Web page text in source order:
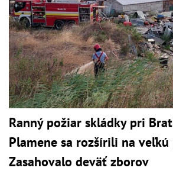
Ranný požiar skládky pri
Plamene sa rozšírili na
Zasahovalo deväť zborov